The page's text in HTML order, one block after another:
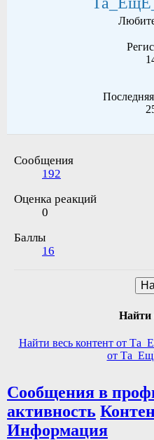
Сообщения
192
Оценка реакций
0
Баллы
16
Найти
Найти весь контент от
от
Сообщения в
активность
Информация